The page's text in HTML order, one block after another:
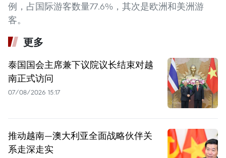
例，占国际游客数量77.6%，其次是欧洲和美洲游
客。
更多
泰国国会主席兼下议院议长结束对越
南正式访问
07/08/2026 15:17
推动越南—澳大利亚全面战略伙伴关
系走深走实